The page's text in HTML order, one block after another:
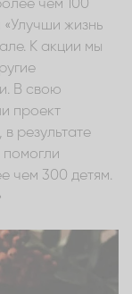
чем 100
«Улучши жизнь
К акции мы
В свою
проект
результате
помогли
чем 300 детям.